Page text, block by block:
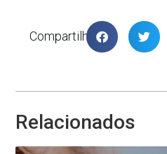
Compartilhar
Relacionados